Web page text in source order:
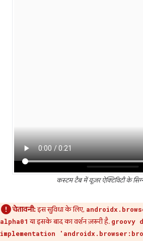
कस्टम टैब में यूज़र ऐक्टिविटी के
चेतावनी:इस सुविधा के लिए,
alpha01 या इसके बाद का वर्शन ज़रूरी है. groovy
implementation